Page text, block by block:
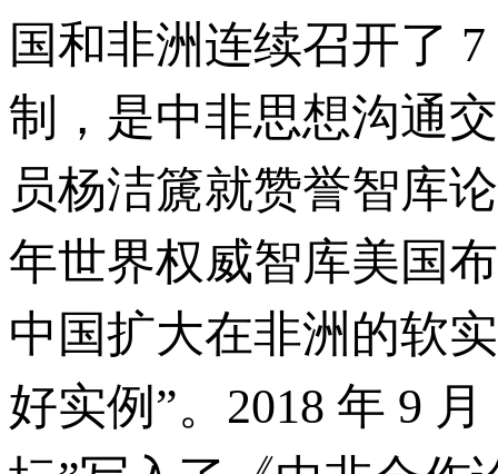
国和非洲连续召开了
制，是中非思想沟通
员杨洁篪就赞誉智库
年世界权威智库美国
中国扩大在非洲的软
好实例”。2018 年 9